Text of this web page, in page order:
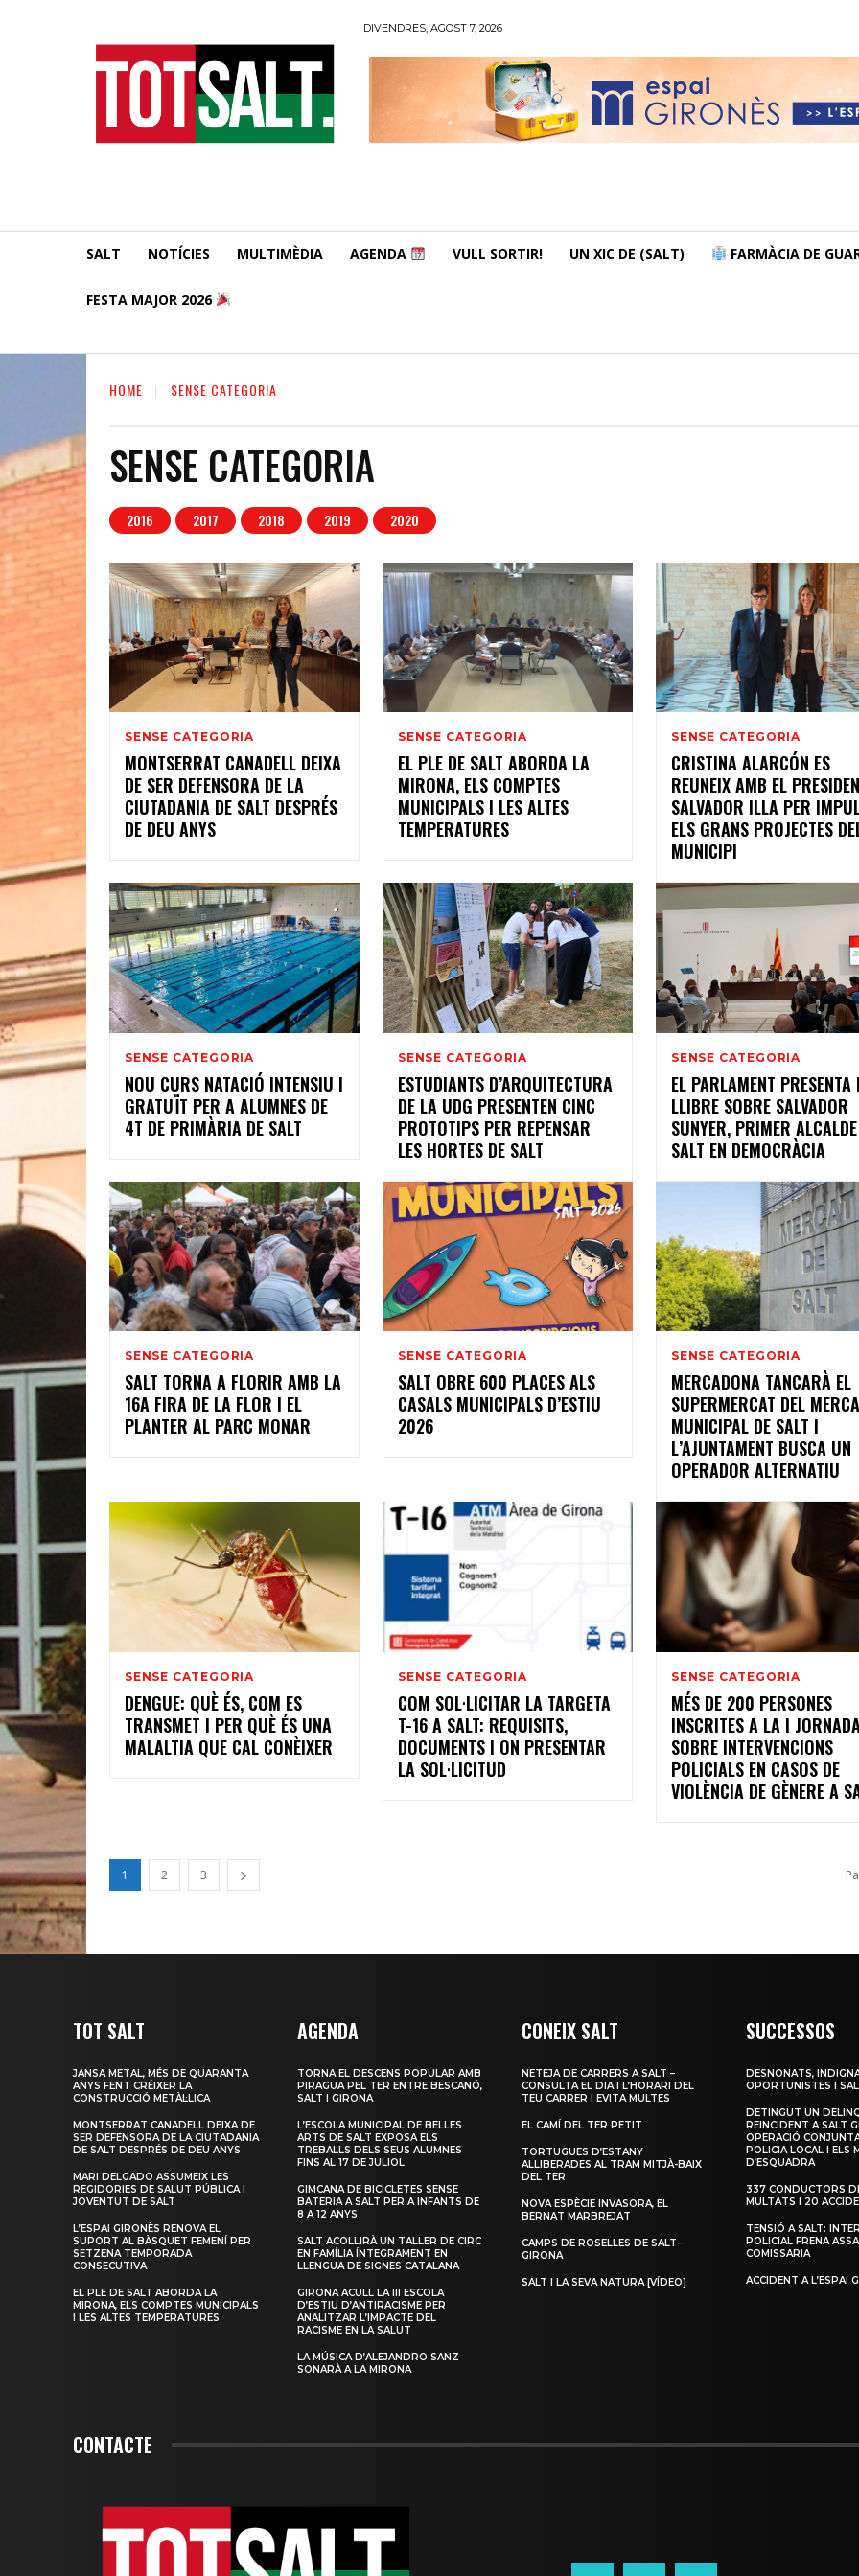
DIVENDRES, AGOST 7, 2026
SALT NOTÍCIES MULTIMÈDIA AGENDA VULL SORTIR! UN XIC DE (SALT) FARMÀCIA DE
FESTA MAJOR 2026
HOME SENSE CATEGORIA
SENSE CATEGORIA
2016 2017 2018 2019 2020
SENSE CATEGORIA
MONTSERRAT CANADELL DEIXA
DE SER DEFENSORA DE LA
CIUTADANIA DE SALT DESPRÉS
DE DEU ANYS
SENSE CATEGORIA
EL PLE DE SALT ABORDA LA
MIRONA, ELS COMPTES
MUNICIPALS I LES ALTES
TEMPERATURES
SENSE CATEGORIA
CRISTINA ALARCÓN ES
REUNEIX AMB EL
SALVADOR ILLA PER
ELS GRANS PROJECTES
MUNICIPI
SENSE CATEGORIA
NOU CURS NATACIÓ INTENSIU I
GRATUÏT PER A ALUMNES DE
4T DE PRIMÀRIA DE SALT
SENSE CATEGORIA
ESTUDIANTS D’ARQUITECTURA
DE LA UDG PRESENTEN CINC
PROTOTIPS PER REPENSAR
LES HORTES DE SALT
SENSE CATEGORIA
EL PARLAMENT PRESENTA
LLIBRE SOBRE SALVADOR
SUNYER, PRIMER
SALT EN DEMOCRÀCIA
SENSE CATEGORIA
SALT TORNA A FLORIR AMB LA
16A FIRA DE LA FLOR I EL
PLANTER AL PARC MONAR
SENSE CATEGORIA
SALT OBRE 600 PLACES ALS
CASALS MUNICIPALS D’ESTIU
2026
SENSE CATEGORIA
MERCADONA TANCARÀ EL
SUPERMERCAT DEL
MUNICIPAL DE SALT I
L’AJUNTAMENT BUSCA UN
OPERADOR ALTERNATIU
SENSE CATEGORIA
DENGUE: QUÈ ÉS, COM ES
TRANSMET I PER QUÈ ÉS UNA
MALALTIA QUE CAL CONÈIXER
SENSE CATEGORIA
COM SOL·LICITAR LA TARGETA
T-16 A SALT: REQUISITS,
DOCUMENTS I ON PRESENTAR
LA SOL·LICITUD
SENSE CATEGORIA
MÉS DE 200 PERSONES
INSCRITES A LA I
SOBRE INTERVENCIONS
POLICIALS EN CASOS DE
VIOLÈNCIA DE GÈNERE A
1 2 3
TOT SALT
JANSA METAL, MÉS DE QUARANTA
ANYS FENT CRÉIXER LA
CONSTRUCCIÓ METÀL·LICA
MONTSERRAT CANADELL DEIXA DE
SER DEFENSORA DE LA CIUTADANIA
DE SALT DESPRÉS DE DEU ANYS
MARI DELGADO ASSUMEIX LES
REGIDORIES DE SALUT PÚBLICA I
JOVENTUT DE SALT
L’ESPAI GIRONÈS RENOVA EL
SUPORT AL BÀSQUET FEMENÍ PER
SETZENA TEMPORADA
CONSECUTIVA
EL PLE DE SALT ABORDA LA
MIRONA, ELS COMPTES MUNICIPALS
I LES ALTES TEMPERATURES
AGENDA
TORNA EL DESCENS POPULAR AMB
PIRAGUA PEL TER ENTRE BESCANÓ,
SALT I GIRONA
L’ESCOLA MUNICIPAL DE BELLES
ARTS DE SALT EXPOSA ELS
TREBALLS DELS SEUS ALUMNES
FINS AL 17 DE JULIOL
GIMCANA DE BICICLETES SENSE
BATERIA A SALT PER A INFANTS DE
8 A 12 ANYS
SALT ACOLLIRÀ UN TALLER DE CIRC
EN FAMÍLIA ÍNTEGRAMENT EN
LLENGUA DE SIGNES CATALANA
GIRONA ACULL LA III ESCOLA
D’ESTIU D’ANTIRACISME PER
ANALITZAR L’IMPACTE DEL
RACISME EN LA SALUT
LA MÚSICA D’ALEJANDRO SANZ
SONARÀ A LA MIRONA
CONEIX SALT
NETEJA DE CARRERS A SALT –
CONSULTA EL DIA I L’HORARI DEL
TEU CARRER I EVITA MULTES
EL CAMÍ DEL TER PETIT
TORTUGUES D’ESTANY
ALLIBERADES AL TRAM MITJÀ-BAIX
DEL TER
NOVA ESPÈCIE INVASORA, EL
BERNAT MARBREJAT
CAMPS DE ROSELLES DE SALT-
GIRONA
SALT I LA SEVA NATURA [VÍDEO]
SUCCESSOS
DESNONATS,
OPORTUNISTES I
DETINGUT UN
REINCIDENT A SALT
OPERACIÓ
POLICIA LOCAL I ELS
D’ESQUADRA
337 CONDUCTORS
MULTATS I 20
TENSIÓ A SALT:
POLICIAL FRENA
COMISSARIA
ACCIDENT A L’ESPAI
CONTACTE